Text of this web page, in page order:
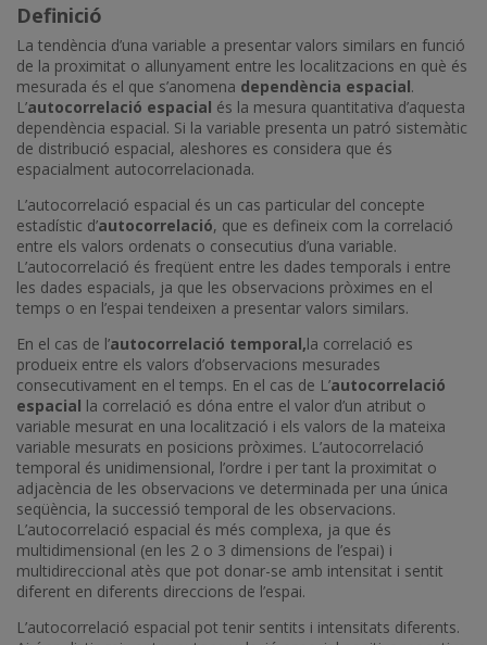
Definició
La tendència d’una variable a presentar valors similars en funció
de la proximitat o allunyament entre les localitzacions en què és
mesurada és el que s’anomena dependència espacial.
L’autocorrelació espacial és la mesura quantitativa d’aquesta
dependència espacial. Si la variable presenta un patró sistemàtic
de distribució espacial, aleshores es considera que és
espacialment autocorrelacionada.
L’autocorrelació espacial és un cas particular del concepte
estadístic d’autocorrelació, que es defineix com la correlació
entre els valors ordenats o consecutius d’una variable.
L’autocorrelació és freqüent entre les dades temporals i entre
les dades espacials, ja que les observacions pròximes en el
temps o en l’espai tendeixen a presentar valors similars.
En el cas de l’autocorrelació temporal,la correlació es
produeix entre els valors d’observacions mesurades
consecutivament en el temps. En el cas de L’autocorrelació
espacial la correlació es dóna entre el valor d’un atribut o
variable mesurat en una localització i els valors de la mateixa
variable mesurats en posicions pròximes. L’autocorrelació
temporal és unidimensional, l’ordre i per tant la proximitat o
adjacència de les observacions ve determinada per una única
seqüència, la successió temporal de les observacions.
L’autocorrelació espacial és més complexa, ja que és
multidimensional (en les 2 o 3 dimensions de l’espai) i
multidireccional atès que pot donar-se amb intensitat i sentit
diferent en diferents direccions de l’espai.
L’autocorrelació espacial pot tenir sentits i intensitats diferents.